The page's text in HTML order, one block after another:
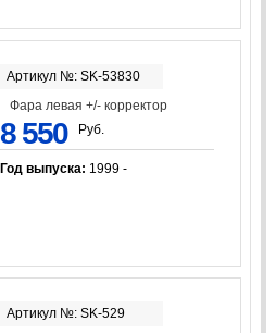
Артикул №: SK-53830
Фара левая +/- корректор
8 550 Руб.
Год выпуска: 1999 -
Артикул №: SK-529